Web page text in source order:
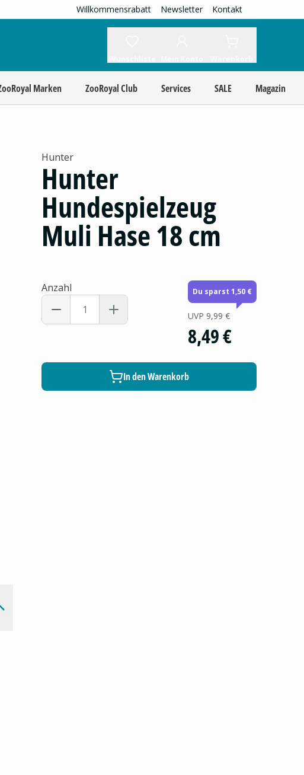
Willkommensrabatt Newsletter Kontakt
Marken ZooRoyal Club Services SALE Magazin
Hunter
Hunter
Hundespielzeug
Muli Hase 18 cm
Anzahl Du sparst 1,50 €
UVP 9,99 €
8,49 €
In den Warenkorb